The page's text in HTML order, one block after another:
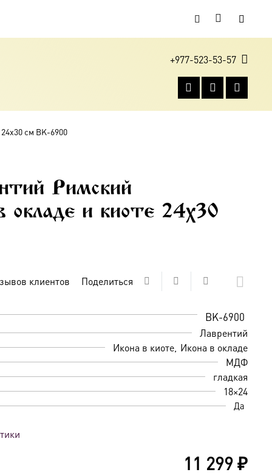
+977-523-53-57
см BK-6900
Римский
окладе и киоте 24х30
клиентов Поделиться
BK-6900
Лаврентий
Икона в киоте Икона в окладе
МДФ
гладкая
18×24
Да
11 299₽